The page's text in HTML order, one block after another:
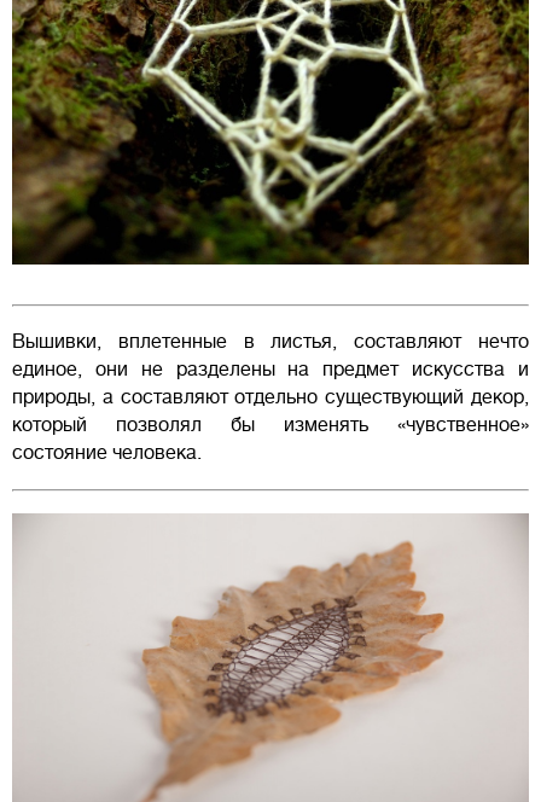
Вышивки, вплетенные в листья, составляют нечто
единое, они не разделены на предмет искусства и
природы, а составляют отдельно существующий декор,
который позволял бы изменять «чувственное»
состояние человека.